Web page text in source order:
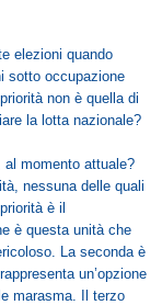
elezioni quando
sotto occupazione
non è quella di
la lotta nazionale?
momento attuale?
nessuna delle quali
è il
è questa unità che
La seconda è
un’opzione
marasma. Il terzo